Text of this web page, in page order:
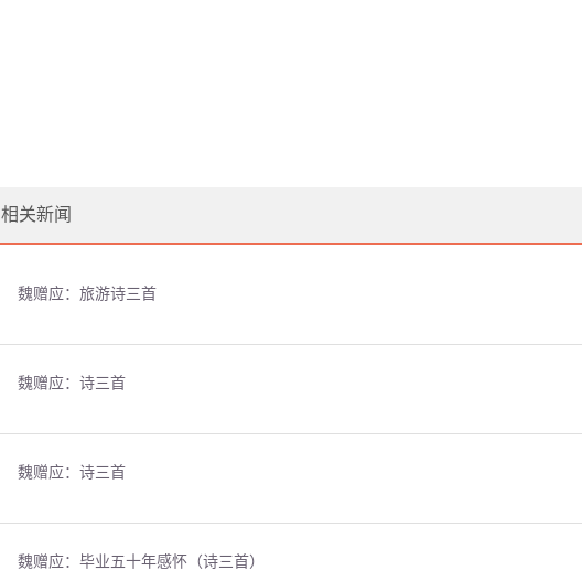
相关新闻
魏赠应：旅游诗三首
魏赠应：诗三首
魏赠应：诗三首
魏赠应：毕业五十年感怀（诗三首）